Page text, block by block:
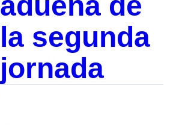
la segunda
jornada